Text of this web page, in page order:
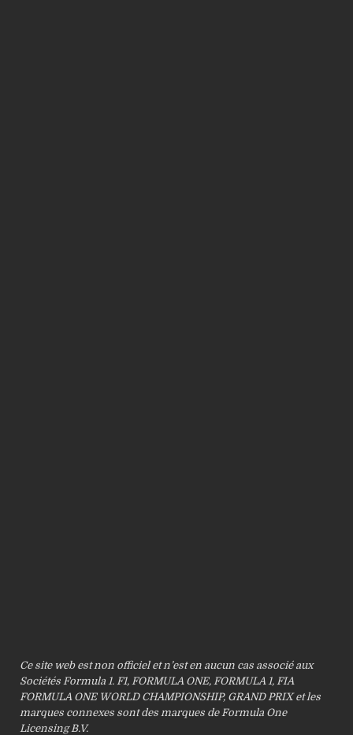
Ce site web est non officiel et n’est en aucun cas associé aux
Sociétés Formula 1. F1, FORMULA ONE, FORMULA 1, FIA
FORMULA ONE WORLD CHAMPIONSHIP, GRAND PRIX et les
marques connexes sont des marques de Formula One
Licensing B.V.